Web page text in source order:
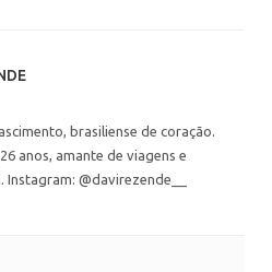
brasiliense de coração.
anos, amante de viagens e
@davirezende__